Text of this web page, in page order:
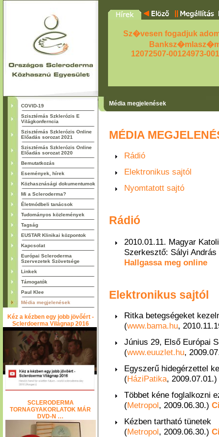
Sz�vesen fogadjuk
12072507-00124973-
COVID-19
Szisztémás Szklerózis E
Világkonferncia
Szisztémás Szklerózis Online
Előadás sorozat 2021
Szisztémás Szklerózis Online
Előadás sorozat 2020
Bemutatkozás
Események, hírek
Közhasznásági dokumentumok
Mi a Scleroderma?
Életmódbeli tanácsok
Tudományos közlemények
Tagság
EUSTAR Klinikai központok
Kapcsolat
Európai Scleroderma
Szervezetek Szövetsége
Linkek
Támogatók
Paul Klee
Média megjelenések
Kéz a kézben egy jobb jövőért -
Sclerdoerma Világnap 2016
SCLERODERMA
TORNAGYAKORLATOK MÁR
DVD-N …
Média megjelenések
MÉDIA
Rádió
Elektronikus sajtól
Nyomtatott sajtó
Rádió
2010.01.11. Magyar
Szerkesztő: Sályi András
Hallgassa meg online
Elektronikus sajtól
Ritka betegségeket
(www.bama.hu,
Június 29, Első Európai
(www.euuzlet.hu,
Egyszerű hidegérzettel
(HáziPatika, 2009.07.01.)
Többet kéne foglalkozni
(Metropol, 2009.06.30.)
Kézben tartható tünetek
(Metropol, 2009.06.30.)